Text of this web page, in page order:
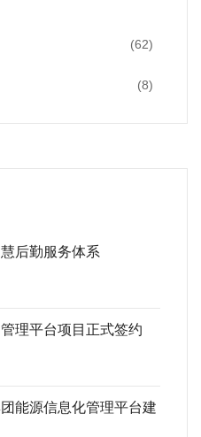
(62)
(8)
后勤服务体系
理平台项目正式签约
能源信息化管理平台建